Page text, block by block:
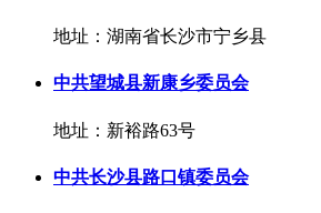
地址：湖南省长沙市宁乡县
中共望城县新康乡委员会
地址：新裕路63号
中共长沙县路口镇委员会